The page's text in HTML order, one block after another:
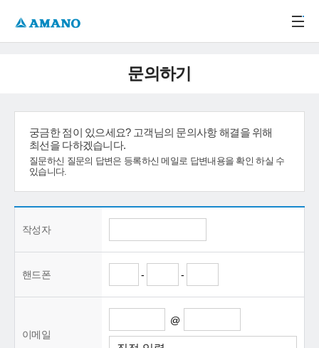
문의하기
궁금한 점이 있으세요? 고객님의 문의사항 해결을 위해
최선을 다하겠습니다.
질문하신 질문의 답변은 등록하신 메일로 답변내용을 확인 하실 수
있습니다.
작성자
핸드폰 - -
이메일
@